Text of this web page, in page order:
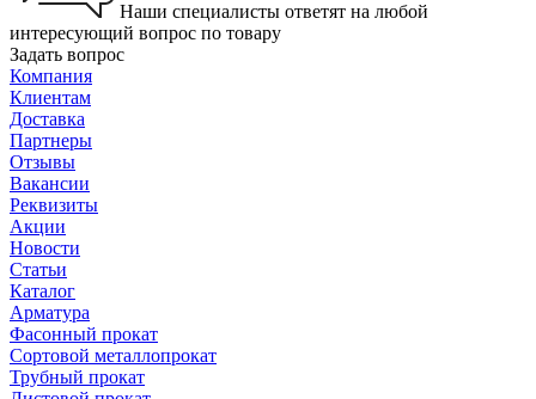
Наши специалисты ответят на любой
интересующий вопрос по товару
Задать вопрос
Компания
Клиентам
Доставка
Партнеры
Отзывы
Вакансии
Реквизиты
Акции
Новости
Статьи
Каталог
Арматура
Фасонный прокат
Сортовой металлопрокат
Трубный прокат